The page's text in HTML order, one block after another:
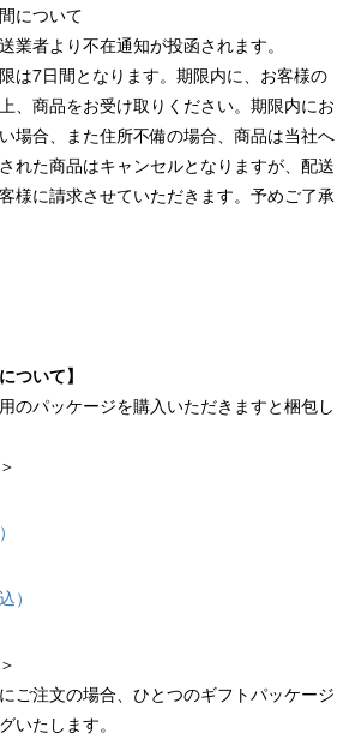
について
業者より不在通知が投函されます。
は7日間となります。期限内に、お客様の
、商品をお受け取りください。期限内にお
場合、また住所不備の場合、商品は当社へ
れた商品はキャンセルとなりますが、配送
様に請求させていただきます。予めご了承
ついて】
のパッケージを購入いただきますと梱包し
）
ご注文の場合、ひとつのギフトパッケージ
いたします。